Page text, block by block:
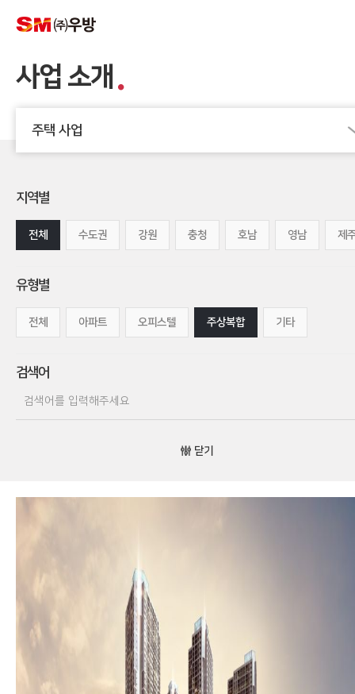
사업 소개
주택 사업
지역별
전체 수도권 강원 충청 호남 영남 제
유형별
전체 아파트 오피스텔 주상복합 기타
검색어
닫기